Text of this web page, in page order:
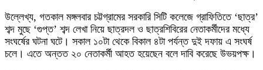
উল্লেখ্য, গতকাল মঙ্গলবার চট্টগ্রামের সরকারি সিটি কলেজে গ্রাফিতিতে ‘ছাত্র’
শব্দ মুছে ‘গুপ্ত’ শব্দ লেখা নিয়ে ছাত্রদল ও ছাত্রশিবিরের নেতাকর্মীদের মধ্যে
সংঘর্ষের ঘটনা ঘটে। সকাল ১০টা থেকে বিকাল ৪টা পর্যন্ত দুই দফায় এ সংঘর্ষ
চলে। এতে অন্তত ২০ নেতাকর্মী আহত হয়েছেন বলে দাবি করেছে উভয়পক্ষ।